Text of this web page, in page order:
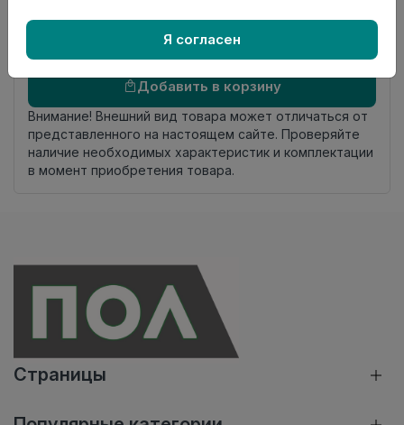
происхождения
Осталось
Добавить в корзину
Внимание! Внешний вид товара может отличаться от
представленного на настоящем сайте. Проверяйте
наличие необходимых характеристик и комплектации
в момент приобретения товара.
Страницы
Я согласен